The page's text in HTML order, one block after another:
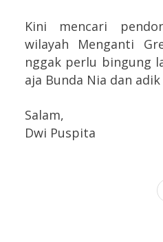
Kini mencari
wilayah Menganti
nggak perlu bingung
aja Bunda Nia dan
Salam,
Dwi Puspita